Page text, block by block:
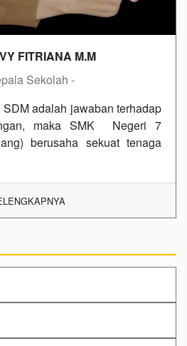
FITRIANA M.M
Sekolah -
adalah jawaban terhadap
maka SMK Negeri 7
berusaha sekuat tenaga